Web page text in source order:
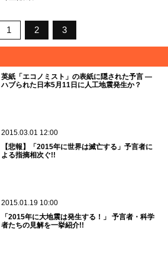
1 2 3
英紙「エコノミスト」の表紙に隠された予言 ―
ハブられた日本5月11日に人工地震発生か？
2015.03.01 12:00
【悲報】「2015年に世界は滅亡する」予言者に
よる指摘相次ぐ!!
2015.01.19 10:00
「2015年に大地震は発生する！」 予言者・科学
者たちの見解を一挙紹介!!